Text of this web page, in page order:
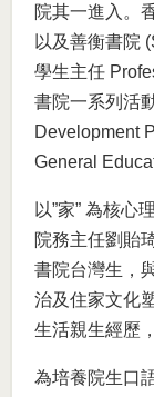
院其一進入。
以及善衡書院
學生主任
書院一系列活
Development
General
以”家” 為核心
院務主任劉貽
書院台灣生，
治及住家文化
生活親生經歷
為培養院生口